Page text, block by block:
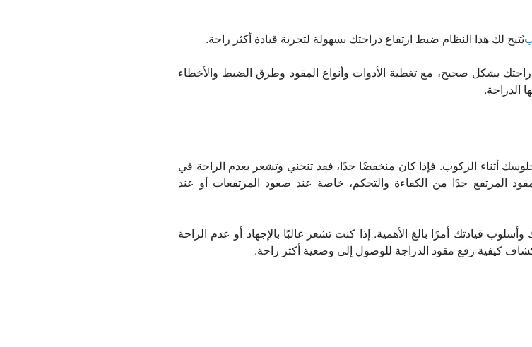
يُتيح لك هذا النظام ضبط ارتفاع دراجتك بسهولة لتجربة قيادة أكثر راحة.
بشكل صحيح، مع تغطية الأدوات وأنواع المقود وطرق الضبط والأخطاء
الدراجة.
أثناء الركوب. فإذا كان منخفضًا جدًا، فقد تنحني وتشعر بعدم الراحة في
المرتفع جدًا من الكفاءة والتحكم، خاصة عند صعود المرتفعات أو عند
قيادتك أمرًا بالغ الأهمية. إذا كنت تشعر غالبًا بالإجهاد أو عدم الراحة
كيفية رفع مقود الدراجة للوصول إلى وضعية أكثر راحة.